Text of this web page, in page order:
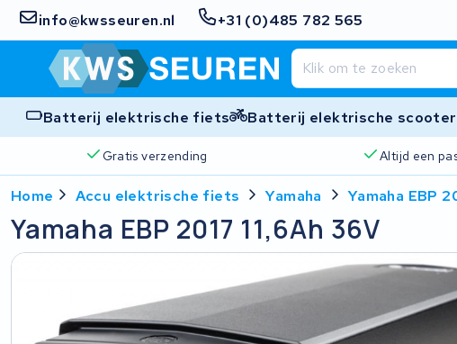
info@kwsseuren.nl +31 (0)485 782 565
Batterij elektrische fiets Batterij elektrische scooter
Gratis verzending Altijd een
Home Accu elektrische fiets Yamaha Yamaha EBP
Yamaha EBP 2017 11,6Ah 36V